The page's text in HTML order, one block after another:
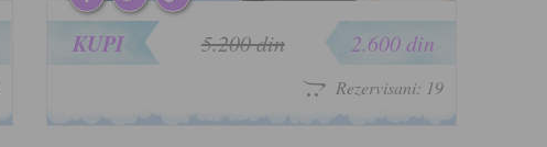
KUPI 5.200 din 2.600 din
Rezervisani: 19